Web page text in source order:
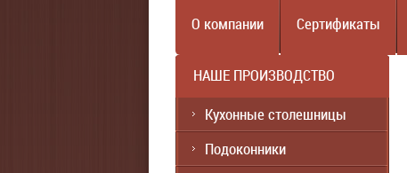
О компании Сертификаты
НАШЕ ПРОИЗВОДСТВО
Кухонные столешницы
Подоконники